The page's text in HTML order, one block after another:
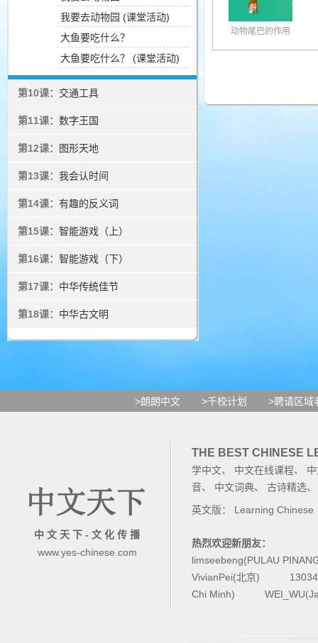
我要去动物园 (课堂活动)
大鱼要吃什么？
大鱼要吃什么？ (课堂活动)
第10课： 交通工具
第11课： 数字王国
第12课： 图形天地
第13课： 我会认时间
第14课： 有趣的反义词
第15课： 智能游戏（上）
第16课： 智能游戏（下）
第17课： 中华传统佳节
第18课： 中华古文明
动物尾巴的作用
>朗朗中文 >千校计划 >聘请区域
中 文 天 下 - 文 化 传 播
www.yes-chinese.com
THE BEST CHINESE
学中文、 中文在线课程、
音、 中文词典、 古诗精选
英文版： Learning Chinese
热烈欢迎新朋友：
limseebeng(PULAU
VivianPei(北京)
Chi Minh)